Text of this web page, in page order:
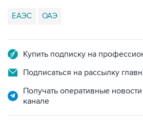
ЕАЭС ОАЭ
Купить подписку на
Подписаться на рассылку
Получать оперативные
канале